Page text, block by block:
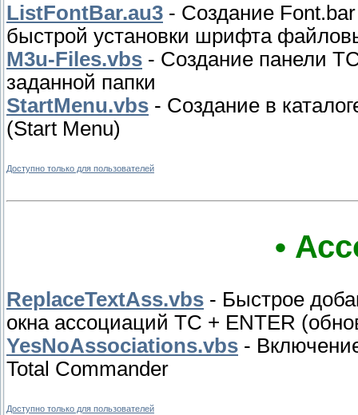
ListFontBar.au3 - Создание
быстрой установки шрифта
M3u-Files.vbs - Создание панели
заданной папки
StartMenu.vbs - Создание в
(Start Menu)
Доступно только для пользователей
•
ReplaceTextAss.vbs - Быстрое
окна ассоциаций TC + ENTER
YesNoAssociations.vbs -
Total Commander
Доступно только для пользователей